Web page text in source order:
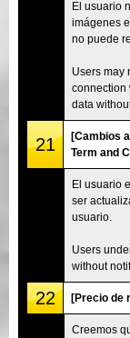
El usuario
imágenes
no puede
Users may
connection
data
21
[Cambios
Term and
El usuario
ser
usuario.
Users
without
22 [Precio de
Creemos